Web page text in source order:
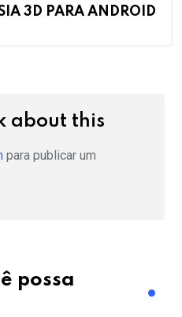
3D PARA ANDROID
about this
para publicar um
possa